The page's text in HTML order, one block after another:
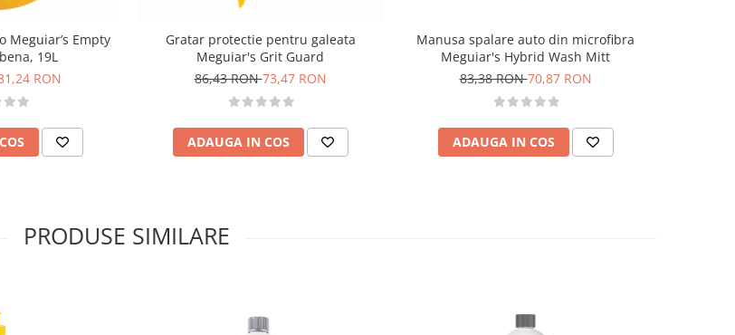
Meguiar’s Empty
19L
RON
Gratar protectie pentru galeata
Meguiar's Grit Guard
86,43 RON73,47 RON
ADAUGA IN COS
Manusa spalare auto din microfibra
Meguiar's Hybrid Wash Mitt
83,38 RON70,87 RON
ADAUGA IN COS
PRODUSE SIMILARE